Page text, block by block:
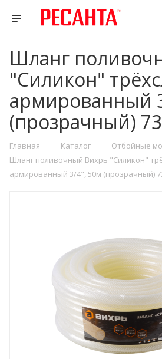
Шланг
"Силикон"
армированный
(прозрачный)
Главная — Каталог — Отбойные
Шланг поливочный Вихрь "Силикон"
армированный 3/4", 50м (прозрачный)